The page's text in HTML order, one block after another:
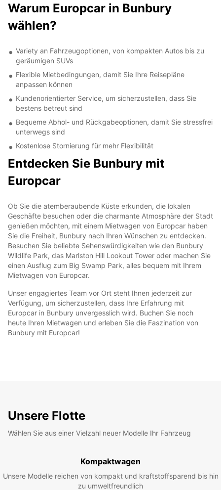
Warum Europcar in Bunbury
wählen?
Variety an Fahrzeugoptionen, von kompakten Autos bis zu
geräumigen SUVs
Flexible Mietbedingungen, damit Sie Ihre Reisepläne
anpassen können
Kundenorientierter Service, um sicherzustellen, dass Sie
bestens betreut sind
Bequeme Abhol- und Rückgabeoptionen, damit Sie stressfrei
unterwegs sind
Kostenlose Stornierung für mehr Flexibilität
Entdecken Sie Bunbury mit
Europcar
Ob Sie die atemberaubende Küste erkunden, die lokalen
Geschäfte besuchen oder die charmante Atmosphäre der Stadt
genießen möchten, mit einem Mietwagen von Europcar haben
Sie die Freiheit, Bunbury nach Ihren Wünschen zu entdecken.
Besuchen Sie beliebte Sehenswürdigkeiten wie den Bunbury
Wildlife Park, das Marlston Hill Lookout Tower oder machen Sie
einen Ausflug zum Big Swamp Park, alles bequem mit Ihrem
Mietwagen von Europcar.
Unser engagiertes Team vor Ort steht Ihnen jederzeit zur
Verfügung, um sicherzustellen, dass Ihre Erfahrung mit
Europcar in Bunbury unvergesslich wird. Buchen Sie noch
heute Ihren Mietwagen und erleben Sie die Faszination von
Bunbury mit Europcar!
Unsere Flotte
Wählen Sie aus einer Vielzahl neuer Modelle Ihr Fahrzeug
Kompaktwagen
Unsere Modelle reichen von kompakt und kraftstoffsparend bis hin
zu umweltfreundlich